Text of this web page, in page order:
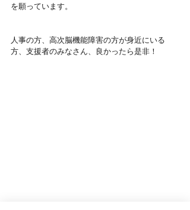
を願っています。
人事の方、高次脳機能障害の方が身近にいる
方、支援者のみなさん、良かったら是非！